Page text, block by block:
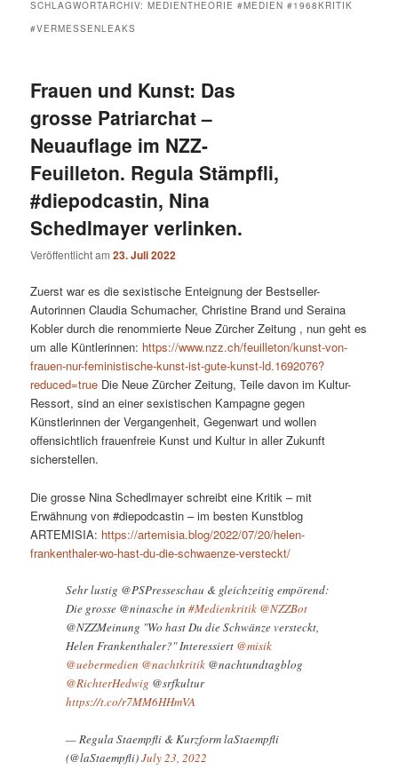
SCHLAGWORTARCHIV:MEDIENTHEORIE #MEDIEN #1968KRITIK
#VERMESSENLEAKS
Frauen und Kunst: Das
grosse Patriarchat –
Neuauflage im NZZ-
Feuilleton. Regula Stämpfli,
#diepodcastin, Nina
Schedlmayer verlinken.
Veröffentlicht am23. Juli 2022
Zuerst war es die sexistische Enteignung der Bestseller-
Autorinnen Claudia Schumacher, Christine Brand und Seraina
Kobler durch die renommierte Neue Zürcher Zeitung , nun geht es
um alle Küntlerinnen: https://www.nzz.ch/feuilleton/kunst-von-
frauen-nur-feministische-kunst-ist-gute-kunst-ld.1692076?
reduced=true Die Neue Zürcher Zeitung, Teile davon im Kultur-
Ressort, sind an einer sexistischen Kampagne gegen
Künstlerinnen der Vergangenheit, Gegenwart und wollen
offensichtlich frauenfreie Kunst und Kultur in aller Zukunft
sicherstellen.
Die grosse Nina Schedlmayer schreibt eine Kritik – mit
Erwähnung von #diepodcastin – im besten Kunstblog
ARTEMISIA: https://artemisia.blog/2022/07/20/helen-
frankenthaler-wo-hast-du-die-schwaenze-versteckt/
Sehr lustig @PSPresseschau & gleichzeitig empörend:
Die grosse @ninasche in#Medienkritik @NZZBot
@NZZMeinung "Wo hast Du die Schwänze versteckt,
Helen Frankenthaler?" Interessiert @misik
@uebermedien @nachtkritik @nachtundtagblog
@RichterHedwig @srfkultur
https://t.co/r7MM6HHmVA
— Regula Staempfli & Kurzform laStaempfli
(@laStaempfli)July 23, 2022